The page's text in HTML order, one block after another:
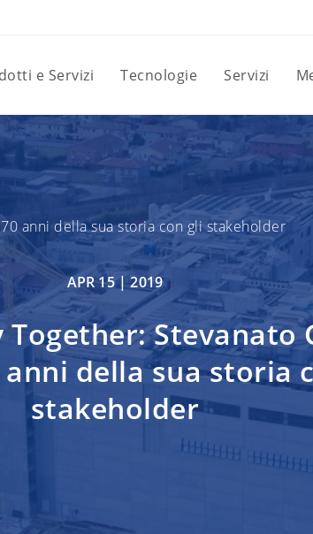
e Servizi Tecnologie Servizi
anni della sua storia con gli stakeholder
APR 15 |2019
Together: Stevanato
della sua storia
stakeholder